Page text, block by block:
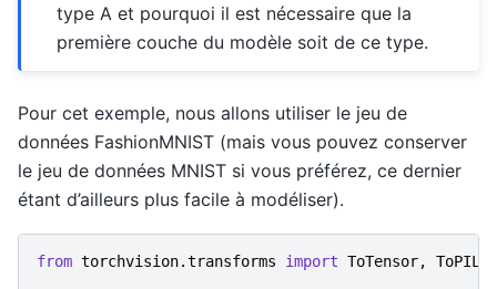
type A et pourquoi il est nécessaire que la
première couche du modèle soit de ce type.
Pour cet exemple, nous allons utiliser le jeu de
données FashionMNIST (mais vous pouvez conserver
le jeu de données MNIST si vous préférez, ce dernier
étant d’ailleurs plus facile à modéliser).
from torchvision.transforms import ToTensor,